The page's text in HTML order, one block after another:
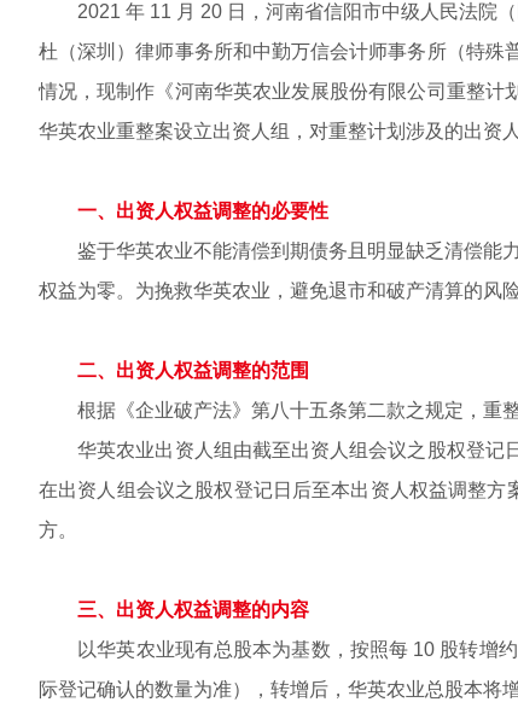
2021 年 11 月 20 日，河南省信阳市中级人民法院（
杜（深圳）律师事务所和中勤万信会计师事务所（特殊
情况，现制作《河南华英农业发展股份有限公司重整计
华英农业重整案设立出资人组，对重整计划涉及的出资
一、出资人权益调整的必要性
鉴于华英农业不能清偿到期债务且明显缺乏清偿能力
权益为零。为挽救华英农业，避免退市和破产清算的风
二、出资人权益调整的范围
根据《企业破产法》第八十五条第二款之规定，重整
华英农业出资人组由截至出资人组会议之股权登记日
在出资人组会议之股权登记日后至本出资人权益调整
方。
三、出资人权益调整的内容
以华英农业现有总股本为基数，按照每 10 股转增约
际登记确认的数量为准），转增后，华英农业总股本将